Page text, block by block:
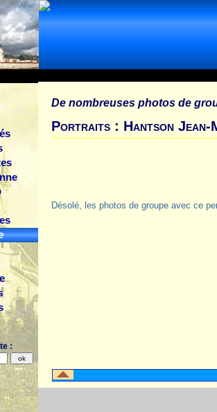
:
De nombreuses photos de
Portraits : Hantson Jean-
Désolé, les photos de groupe avec ce